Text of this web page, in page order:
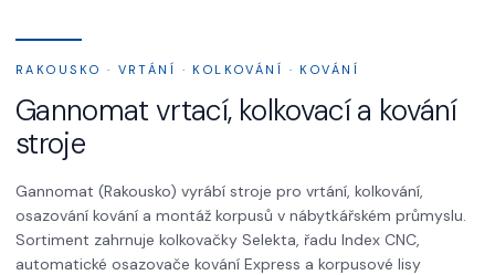
RAKOUSKO · VRTÁNÍ · KOLKOVÁNÍ · KOVÁNÍ
Gannomat vrtací, kolkovací a kování
stroje
Gannomat (Rakousko) vyrábí stroje pro vrtání, kolkování,
osazování kování a montáž korpusů v nábytkářském průmyslu.
Sortiment zahrnuje kolkovačky Selekta, řadu Index CNC,
automatické osazovače kování Express a korpusové lisy